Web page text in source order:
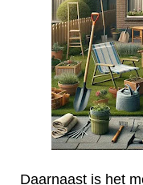
Daarnaast is het